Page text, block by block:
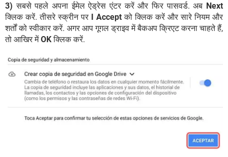
3) सबसे पहले अपना ईमेल ऐड्रेस एंटर करें और फिर पासवर्ड. अब Next
क्लिक करें. तीसरे स्क्रीन पर I Accept को क्लिक करें और सारे नियम और
शर्तों को स्वीकार करें. अगर आप गूगल ड्राइव में बैकअप क्रिएट करना चाहते हैं,
तो आखिर मेंOKक्लिक करें.